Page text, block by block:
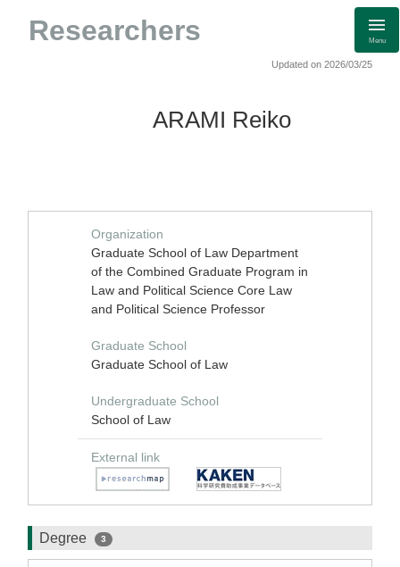
Researchers Menu
Updated on 2026/03/25
ARAMI Reiko
Organization
Graduate School of Law Department
of the Combined Graduate Program in
Law and Political Science Core Law
and Political Science Professor
Graduate School
Graduate School of Law
Undergraduate School
School of Law
External link
Degree 3